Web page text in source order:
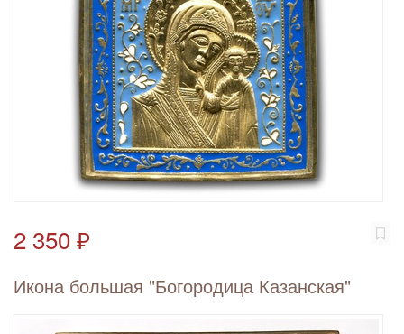
2 350 ₽
Икона большая "Богородица Казанская"